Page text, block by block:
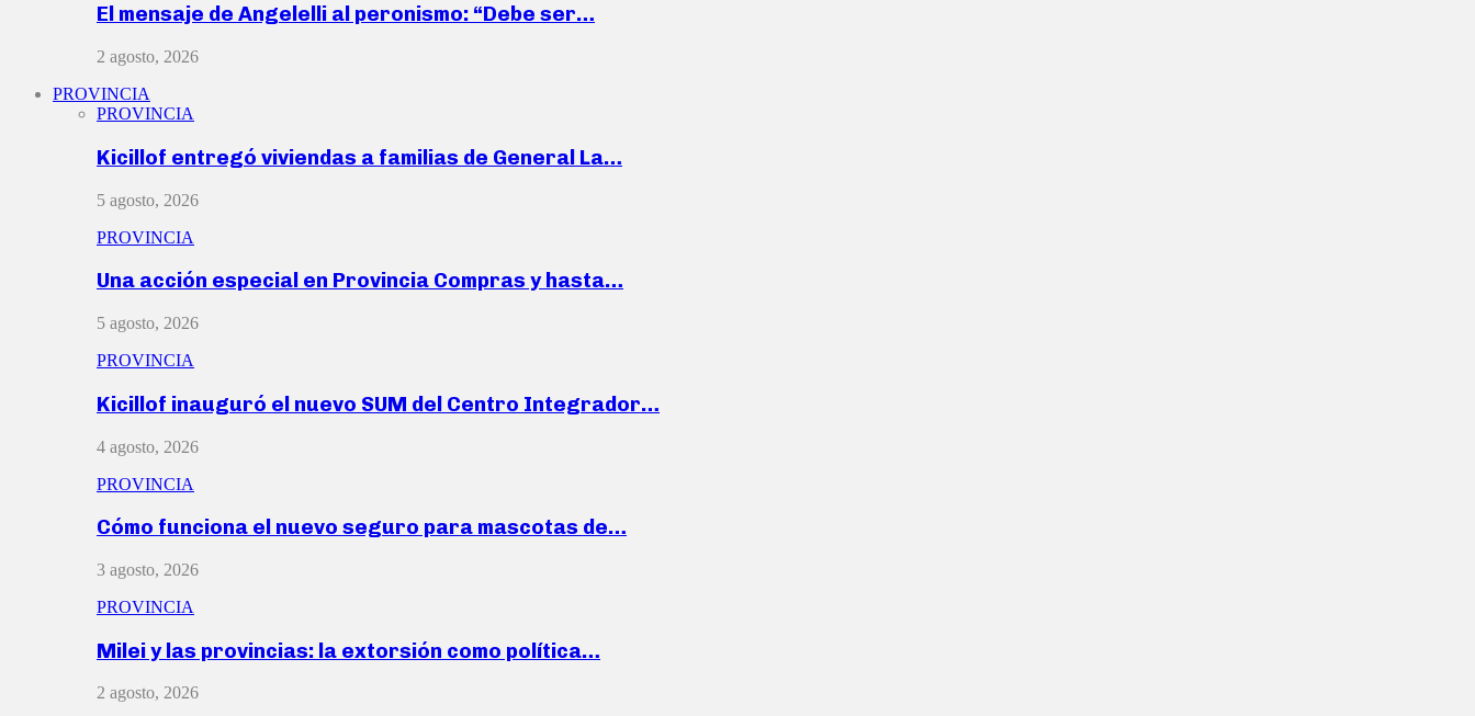
El mensaje de Angelelli al peronismo: “Debe ser…
2 agosto, 2026
PROVINCIA
PROVINCIA
Kicillof entregó viviendas a familias de General La…
5 agosto, 2026
PROVINCIA
Una acción especial en Provincia Compras y hasta…
5 agosto, 2026
PROVINCIA
Kicillof inauguró el nuevo SUM del Centro Integrador…
4 agosto, 2026
PROVINCIA
Cómo funciona el nuevo seguro para mascotas de…
3 agosto, 2026
PROVINCIA
Milei y las provincias: la extorsión como política…
2 agosto, 2026